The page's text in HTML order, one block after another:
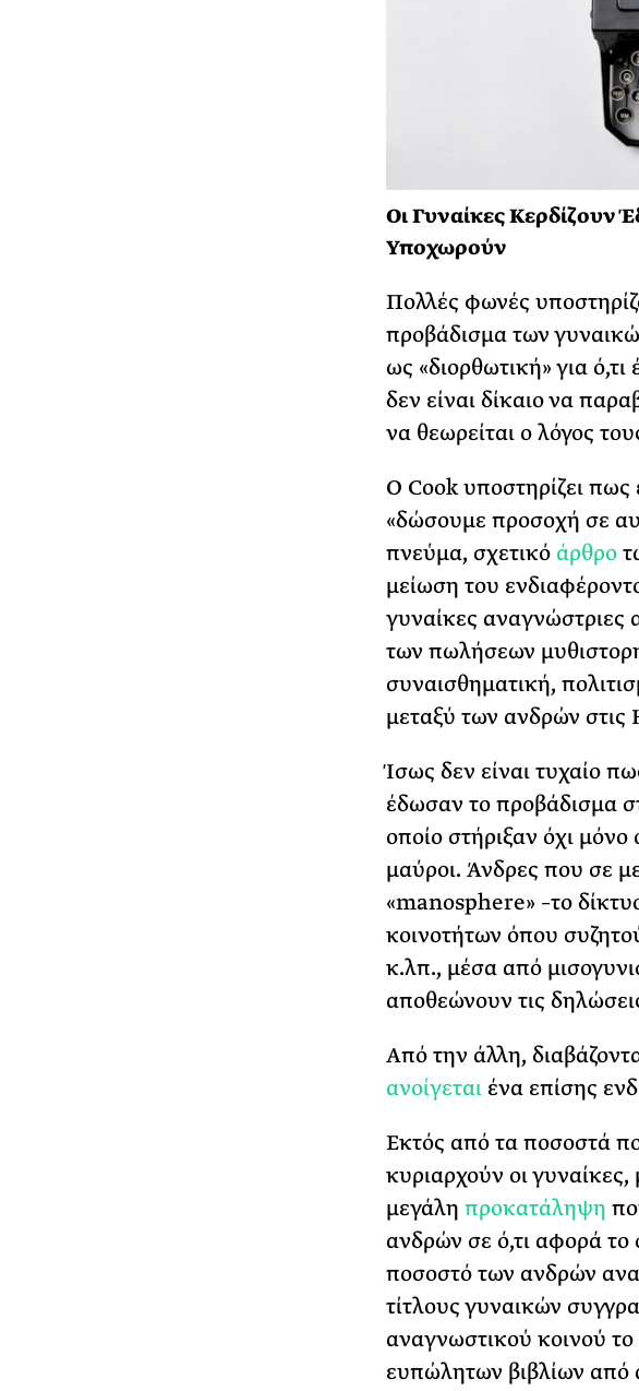
Οι Γυναίκες Κερδίζουν
Υποχωρούν
Πολλές φωνές
προβάδισμα των
ως «διορθωτική» για
δεν είναι δίκαιο να
να θεωρείται ο λόγος
Ο Cook υποστηρίζει πως
«δώσουμε προσοχή σε
πνεύμα, σχετικό άρθρο
μείωση του
γυναίκες
των πωλήσεων
συναισθηματική,
μεταξύ των ανδρών
Ίσως δεν είναι τυχαίο
έδωσαν το προβάδισμα
οποίο στήριξαν όχι μόνο
μαύροι. Άνδρες που σε
«manosphere» –το
κοινοτήτων όπου
κ.λπ., μέσα από
αποθεώνουν τις
Από την άλλη,
ανοίγεταιένα επίσης
Εκτός από τα ποσοστά
κυριαρχούν οι
μεγάλη προκατάληψη
ανδρών σε ό,τι αφορά
ποσοστό των ανδρών
τίτλους γυναικών
αναγνωστικού κοινού
ευπώλητων βιβλίων από